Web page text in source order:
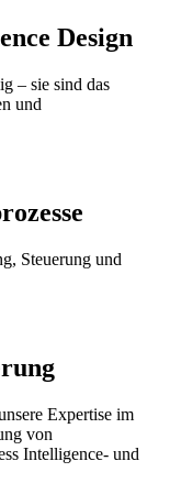
Design
– sie sind das
und
Steuerung und
Expertise im
von
Intelligence- und